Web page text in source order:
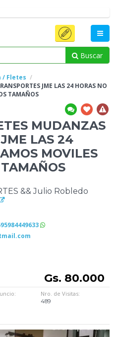
Buscar
/ Fletes
JME LAS 24 HORAS NO
TAMAÑOS
MUDANZAS
LAS 24
MOVILES
&& Julio Robledo
Gs. 80.000
Nro. de Visitas:
489